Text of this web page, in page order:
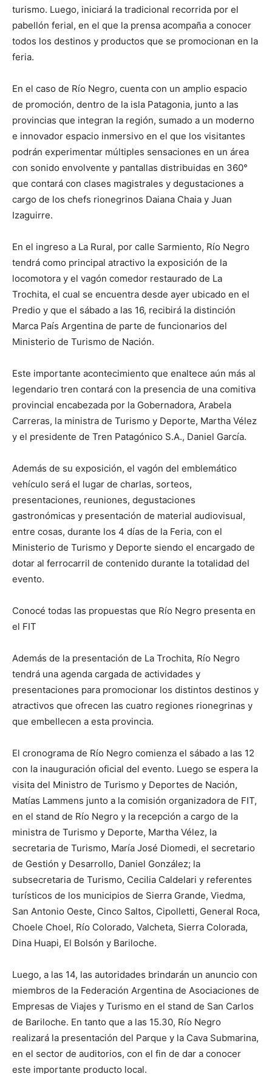
turismo. Luego, iniciará la tradicional recorrida por el
pabellón ferial, en el que la prensa acompaña a conocer
todos los destinos y productos que se promocionan en la
feria.
En el caso de Río Negro, cuenta con un amplio espacio
de promoción, dentro de la isla Patagonia, junto a las
provincias que integran la región, sumado a un moderno
e innovador espacio inmersivo en el que los visitantes
podrán experimentar múltiples sensaciones en un área
con sonido envolvente y pantallas distribuidas en 360°
que contará con clases magistrales y degustaciones a
cargo de los chefs rionegrinos Daiana Chaia y Juan
Izaguirre.
En el ingreso a La Rural, por calle Sarmiento, Río Negro
tendrá como principal atractivo la exposición de la
locomotora y el vagón comedor restaurado de La
Trochita, el cual se encuentra desde ayer ubicado en el
Predio y que el sábado a las 16, recibirá la distinción
Marca País Argentina de parte de funcionarios del
Ministerio de Turismo de Nación.
Este importante acontecimiento que enaltece aún más al
legendario tren contará con la presencia de una comitiva
provincial encabezada por la Gobernadora, Arabela
Carreras, la ministra de Turismo y Deporte, Martha Vélez
y el presidente de Tren Patagónico S.A., Daniel García.
Además de su exposición, el vagón del emblemático
vehículo será el lugar de charlas, sorteos,
presentaciones, reuniones, degustaciones
gastronómicas y presentación de material audiovisual,
entre cosas, durante los 4 días de la Feria, con el
Ministerio de Turismo y Deporte siendo el encargado de
dotar al ferrocarril de contenido durante la totalidad del
evento.
Conocé todas las propuestas que Río Negro presenta en
el FIT
Además de la presentación de La Trochita, Río Negro
tendrá una agenda cargada de actividades y
presentaciones para promocionar los distintos destinos y
atractivos que ofrecen las cuatro regiones rionegrinas y
que embellecen a esta provincia.
El cronograma de Río Negro comienza el sábado a las 12
con la inauguración oficial del evento. Luego se espera la
visita del Ministro de Turismo y Deportes de Nación,
Matías Lammens junto a la comisión organizadora de FIT,
en el stand de Río Negro y la recepción a cargo de la
ministra de Turismo y Deporte, Martha Vélez, la
secretaria de Turismo, María José Diomedi, el secretario
de Gestión y Desarrollo, Daniel González; la
subsecretaria de Turismo, Cecilia Caldelari y referentes
turísticos de los municipios de Sierra Grande, Viedma,
San Antonio Oeste, Cinco Saltos, Cipolletti, General Roca,
Choele Choel, Río Colorado, Valcheta, Sierra Colorada,
Dina Huapi, El Bolsón y Bariloche.
Luego, a las 14, las autoridades brindarán un anuncio con
miembros de la Federación Argentina de Asociaciones de
Empresas de Viajes y Turismo en el stand de San Carlos
de Bariloche. En tanto que a las 15.30, Río Negro
realizará la presentación del Parque y la Cava Submarina,
en el sector de auditorios, con el fin de dar a conocer
este importante producto local.